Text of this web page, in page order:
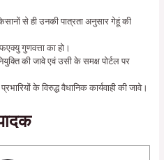
से ही उनकी पात्रता अनुसार गेहूं की
गुणवत्ता का हो।
की जावे एवं उसी के समक्ष पोर्टल पर
के विरुद्ध वैधानिक कार्यवाही की जावे।